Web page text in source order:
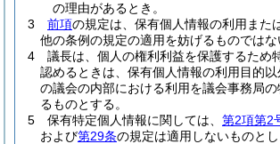
の理由があるとき。
3
前項の規定は、保有個人情報の利用また
他の条例の規定の適用を妨げるものではな
4
議長は、個人の権利利益を保護するため
認めるときは、保有個人情報の利用目的
の議会の内部における利用を議会事務局
るものとする。
5
保有特定個人情報に関しては、 第2項第2
および第29条の規定は適用しないものとし